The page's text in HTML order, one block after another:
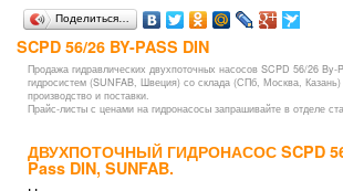
Поделиться…
SCPD 56/26 BY-PASS DIN
Продажа гидравлических двухпоточных насосов SCPD 56/26
гидросистем (SUNFAB, Швеция) со склада (СПб, Москва, Казань)
производство и поставки.
Прайс-листы с ценами на гидронасосы запрашивайте в отделе
ДВУХПОТОЧНЫЙ ГИДРОНАСОС SCPD
Pass DIN, SUNFAB.